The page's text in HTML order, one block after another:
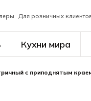
Для розничных
Кухни мира
с приподнятым